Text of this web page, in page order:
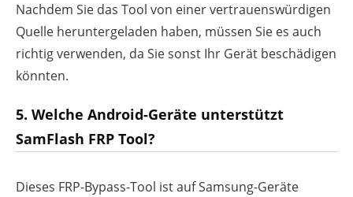
Nachdem Sie das Tool von einer vertrauenswürdigen
Quelle heruntergeladen haben, müssen Sie es auch
richtig verwenden, da Sie sonst Ihr Gerät beschädigen
könnten.
5. Welche Android-Geräte unterstützt
SamFlash FRP Tool?
Dieses FRP-Bypass-Tool ist auf Samsung-Geräte